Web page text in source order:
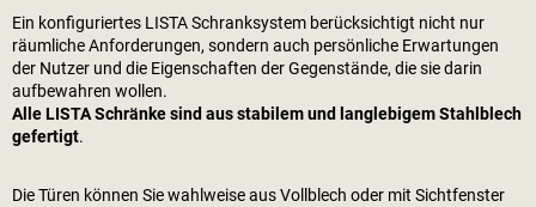
Ein konfiguriertes LISTA Schranksystem berücksichtigt nicht nur
räumliche Anforderungen, sondern auch persönliche Erwartungen
der Nutzer und die Eigenschaften der Gegenstände, die sie darin
aufbewahren wollen.
Alle LISTA Schränke sind aus stabilem und langlebigem Stahlblech
gefertigt.
Die Türen können Sie wahlweise aus Vollblech oder mit Sichtfenster